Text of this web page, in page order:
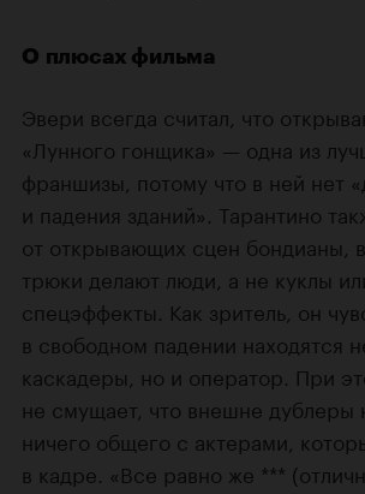
О плюсах фильма
Эвери всегда считал, что
«Лунного гонщика» — одна из
франшизы, потому что в ней нет
и падения зданий». Тарантино
от открывающих сцен бондианы,
трюки делают люди, а не куклы
спецэффекты. Как зритель, он
в свободном падении находятся
каскадеры, но и оператор. При
не смущает, что внешне дублеры
ничего общего с актерами,
в кадре. «Все равно же ***